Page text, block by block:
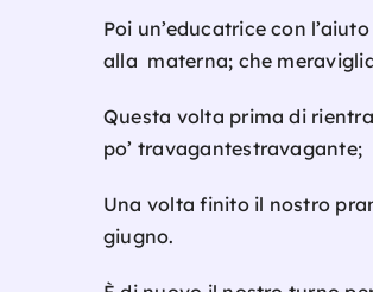
Poi un’educatrice con
alla materna; che
Questa volta prima di
po’
Una volta finito il nostro
giugno.